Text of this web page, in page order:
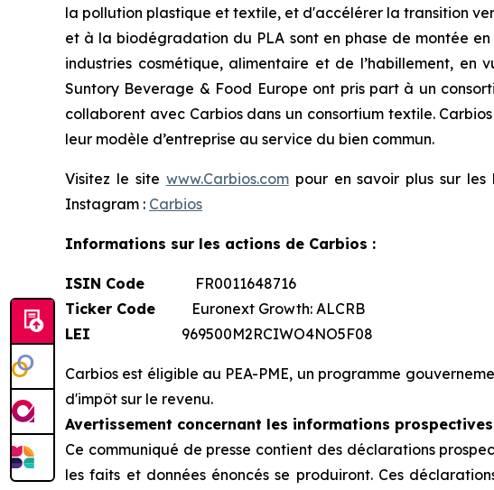
la pollution plastique et textile, et d'accélérer la transition
et à la biodégradation du PLA sont en phase de montée
industries cosmétique, alimentaire et de l’habillement,
Suntory Beverage & Food Europe ont pris part à un
collaborent avec Carbios dans un consortium textile.
leur modèle d’entreprise au service du bien commun.
Visitez le site www.Carbios.compour en savoir plus sur les
Instagram : Carbios
Informations sur les actions de Carbios :
ISIN Code FR0011648716
Ticker Code Euronext Growth: ALCRB
LEI
969500M2RCIWO4NO5F08
Carbios est éligible au PEA-PME, un programme
d'impôt sur le revenu.
Avertissement concernant les informations
Ce communiqué de presse contient des déclarations
les faits et données énoncés se produiront. Ces